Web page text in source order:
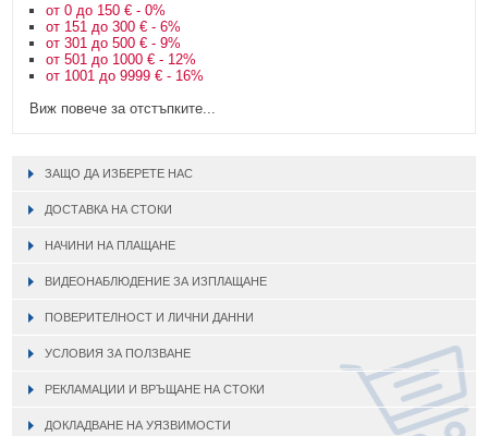
от 0 до 150 € - 0%
от 151 до 300 € - 6%
от 301 до 500 € - 9%
от 501 до 1000 € - 12%
от 1001 до 9999 € - 16%
Виж повече за отстъпките...
ЗАЩО ДА ИЗБЕРЕТЕ НАС
ДОСТАВКА НА СТОКИ
НАЧИНИ НА ПЛАЩАНЕ
ВИДЕОНАБЛЮДЕНИЕ ЗА ИЗПЛАЩАНЕ
ПОВЕРИТЕЛНОСТ И ЛИЧНИ ДАННИ
УСЛОВИЯ ЗА ПОЛЗВАНЕ
РЕКЛАМАЦИИ И ВРЪЩАНЕ НА СТОКИ
ДОКЛАДВАНЕ НА УЯЗВИМОСТИ